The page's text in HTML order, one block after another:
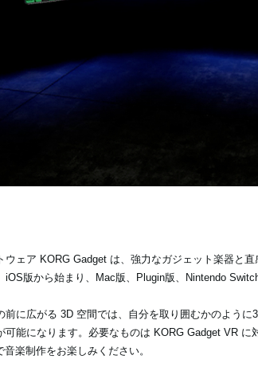
ェア KORG Gadget は、強力なガジェット楽器と
版から始まり、Mac版、Plugin版、Nintendo
に広がる 3D 空間では、自分を取り囲むかのよう
可能になります。必要なものは KORG Gadget VR
楽制作をお楽しみください。